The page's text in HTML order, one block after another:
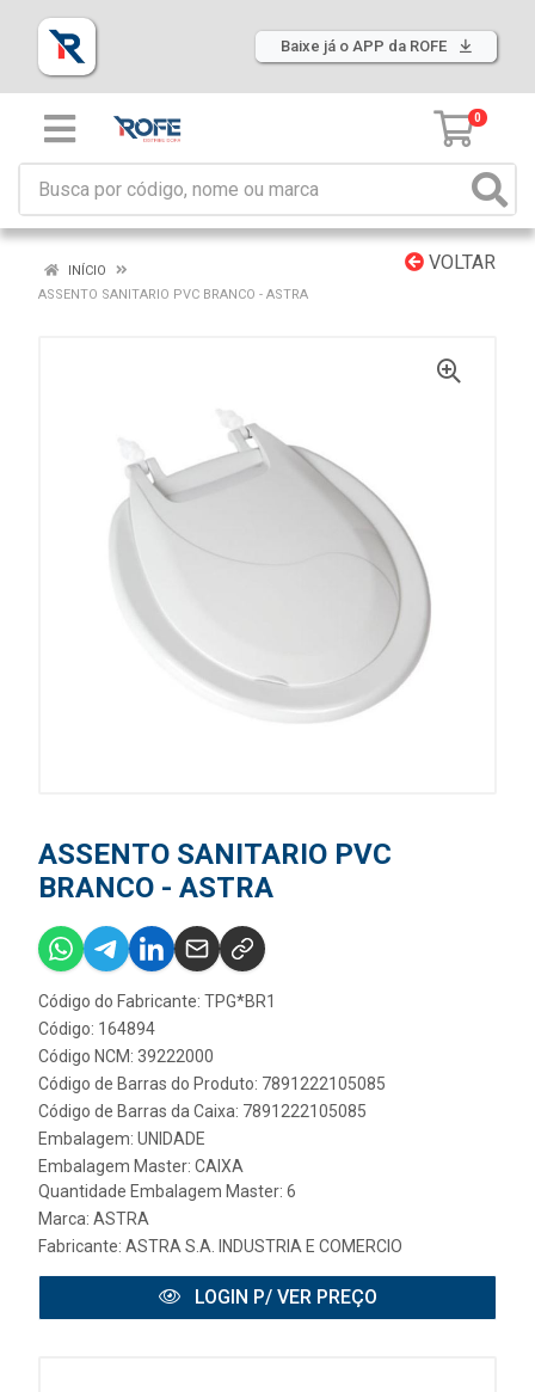
Baixe já o APP da ROFE
0
VOLTAR
INÍCIO
ASSENTO SANITARIO PVC BRANCO - ASTRA
ASSENTO SANITARIO PVC
BRANCO - ASTRA
Código do Fabricante: TPG*BR1
Código: 164894
Código NCM: 39222000
Código de Barras do Produto: 7891222105085
Código de Barras da Caixa: 7891222105085
Embalagem: UNIDADE
Embalagem Master: CAIXA
Quantidade Embalagem Master: 6
Marca: ASTRA
Fabricante: ASTRA S.A. INDUSTRIA E COMERCIO
LOGIN P/ VER PREÇO